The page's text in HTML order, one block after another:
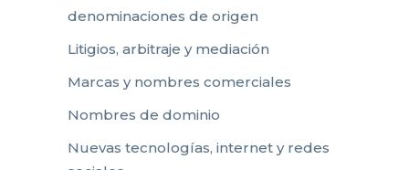
denominaciones de origen
Litigios, arbitraje y mediación
Marcas y nombres comerciales
Nombres de dominio
Nuevas tecnologías, internet y redes